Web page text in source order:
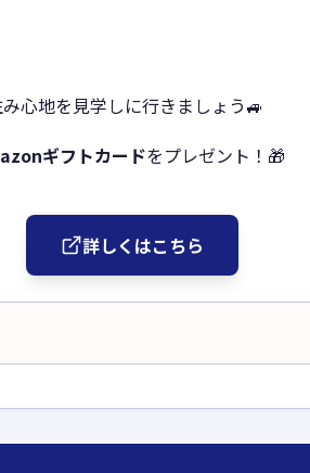
心地を見学しに行きましょう🚙
ギフトカードをプレゼント！🎁
詳しくはこちら